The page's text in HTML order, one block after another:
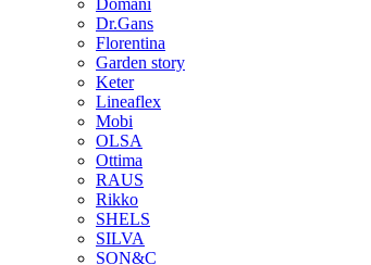
Domani
Dr.Gans
Florentina
Garden story
Keter
Lineaflex
Mobi
OLSA
Ottima
RAUS
Rikko
SHELS
SILVA
SON&C